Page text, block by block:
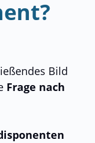
Bild
Frage nach